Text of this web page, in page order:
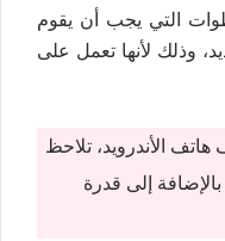
التي يجب أن يقوم
وذلك لأنها تعمل على
الأندرويد، تلاحظ
إلى قدرة